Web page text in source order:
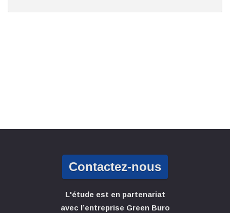
Contactez-nous
L'étude est en partenariat
avec l’entreprise Green Buro